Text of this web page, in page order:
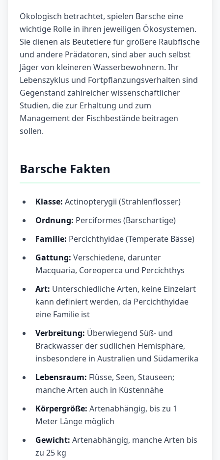
Ökologisch betrachtet, spielen Barsche eine
wichtige Rolle in ihren jeweiligen Ökosystemen.
Sie dienen als Beutetiere für größere Raubfische
und andere Prädatoren, sind aber auch selbst
Jäger von kleineren Wasserbewohnern. Ihr
Lebenszyklus und Fortpflanzungsverhalten sind
Gegenstand zahlreicher wissenschaftlicher
Studien, die zur Erhaltung und zum
Management der Fischbestände beitragen
sollen.
Barsche Fakten
Klasse: Actinopterygii (Strahlenflosser)
Ordnung: Perciformes (Barschartige)
Familie: Percichthyidae (Temperate Bässe)
Gattung: Verschiedene, darunter
Macquaria, Coreoperca und Percichthys
Art: Unterschiedliche Arten, keine Einzelart
kann definiert werden, da Percichthyidae
eine Familie ist
Verbreitung: Überwiegend Süß- und
Brackwasser der südlichen Hemisphäre,
insbesondere in Australien und Südamerika
Lebensraum: Flüsse, Seen, Stauseen;
manche Arten auch in Küstennähe
Körpergröße: Artenabhängig, bis zu 1
Meter Länge möglich
Gewicht: Artenabhängig, manche Arten bis
zu 25 kg